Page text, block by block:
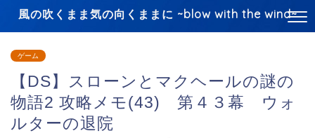
風の吹くまま気の向くままに ~blow with the wind~
ゲーム
【DS】スローンとマクヘールの謎の
物語2 攻略メモ(43) 第４３幕 ウォ
ルターの退院